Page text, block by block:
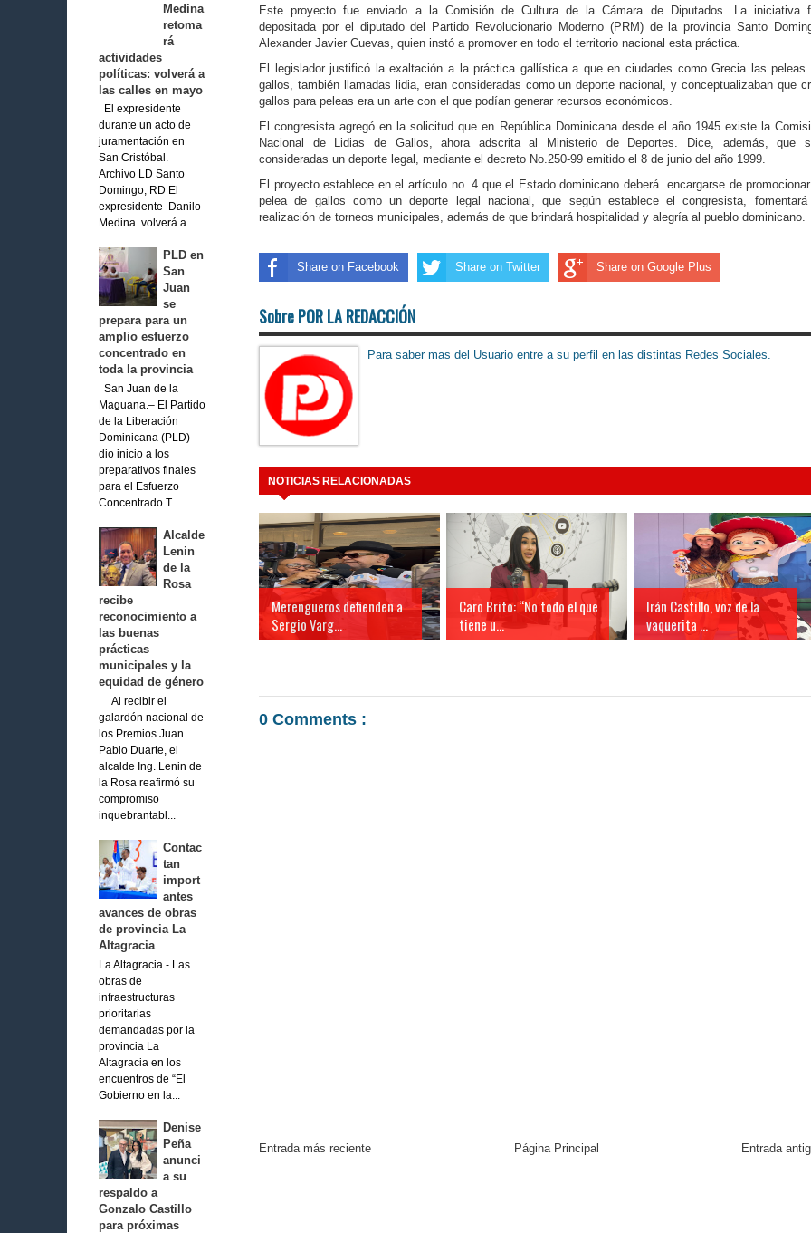
Medina
retoma
rá
actividades
políticas: volverá a
las calles en mayo
El expresidente
durante un acto de
juramentación en
San Cristóbal.
Archivo LD Santo
Domingo, RD El
expresidente Danilo
Medina volverá a ...
PLD en
San
Juan
se
prepara para un
amplio esfuerzo
concentrado en
toda la provincia
San Juan de la
Maguana.– El Partido
de la Liberación
Dominicana (PLD)
dio inicio a los
preparativos finales
para el Esfuerzo
Concentrado T...
Alcalde
Lenin
de la
Rosa
recibe
reconocimiento a
las buenas
prácticas
municipales y la
equidad de género
Al recibir el
galardón nacional de
los Premios Juan
Pablo Duarte, el
alcalde Ing. Lenin de
la Rosa reafirmó su
compromiso
inquebrantabl...
Contac
tan
import
antes
avances de obras
de provincia La
Altagracia
La Altagracia.- Las
obras de
infraestructuras
prioritarias
demandadas por la
provincia La
Altagracia en los
encuentros de “El
Gobierno en la...
Denise
Peña
anunci
a su
respaldo a
Gonzalo Castillo
para próximas
Este proyecto fue enviado a la Comisión de Cultura de la Cámara de Diputados. La iniciativa
depositada por el diputado del Partido Revolucionario Moderno (PRM) de la provincia Santo
Alexander Javier Cuevas, quien instó a promover en todo el territorio nacional esta práctica.
El legislador justificó la exaltación a la práctica gallística a que en ciudades como Grecia las peleas
gallos, también llamadas lidia, eran consideradas como un deporte nacional, y conceptualizaban que
gallos para peleas era un arte con el que podían generar recursos económicos.
El congresista agregó en la solicitud que en República Dominicana desde el año 1945 existe la
Nacional de Lidias de Gallos, ahora adscrita al Ministerio de Deportes. Dice, además, que
consideradas un deporte legal, mediante el decreto No.250-99 emitido el 8 de junio del año 1999.
El proyecto establece en el artículo no. 4 que el Estado dominicano deberá encargarse de
pelea de gallos como un deporte legal nacional, que según establece el congresista,
realización de torneos municipales, además de que brindará hospitalidad y alegría al pueblo dominicano.
Share on Facebook Share on Twitter Share on Google Plus
Sobre POR LA REDACCIÓN
Para saber mas del Usuario entre a su perfil en las distintas Redes Sociales.
NOTICIAS RELACIONADAS
Merengueros defienden a
Sergio Varg...
Caro Brito: “No todo el que
tiene u...
Irán Castillo, voz de la
vaquerita ...
0 Comments :
Entrada más reciente Entrada
Página Principal